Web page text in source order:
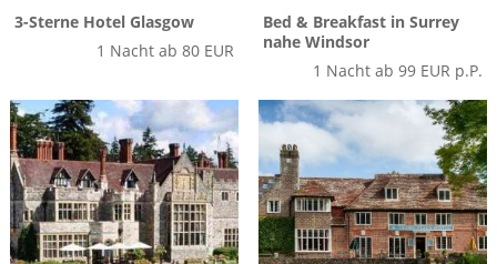
Reiseunterlagen
Reiseversicherung
Unterkünfte
Zimmer
3-Sterne Hotel Glasgow
1 Nacht ab 80 EUR
Bed & Breakfast in Surrey
nahe Windsor
1 Nacht ab 99 EUR p.P.